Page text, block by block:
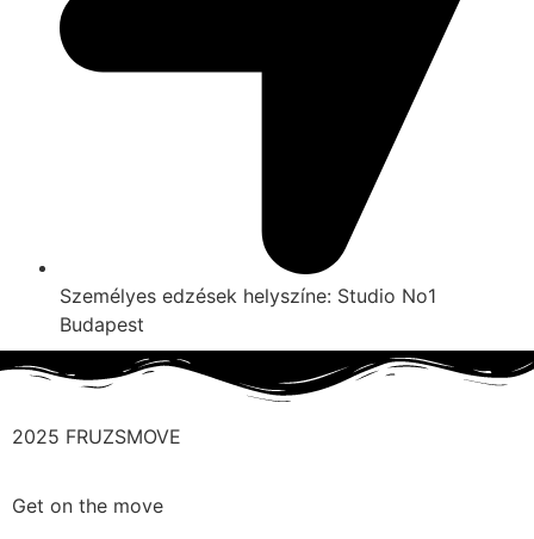
Személyes edzések helyszíne: Studio No1
Budapest
2025 FRUZSMOVE
Get on the move